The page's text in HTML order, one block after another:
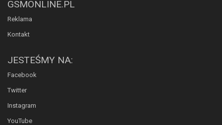
GSMONLINE.PL
Reklama
Kontakt
JESTEŚMY NA:
Facebook
Twitter
Instagram
YouTube